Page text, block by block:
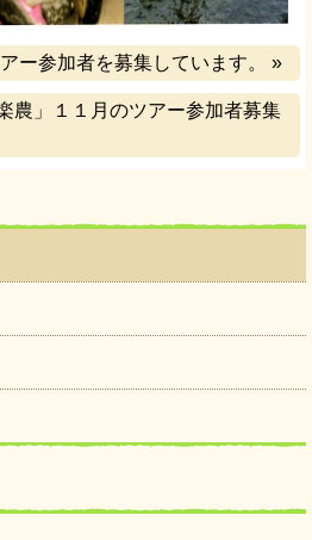
ー参加者を募集しています。 »
農」１１月のツアー参加者募集